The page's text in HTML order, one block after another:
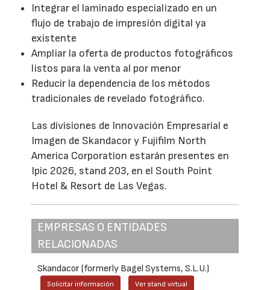
Integrar el laminado especializado en un
flujo de trabajo de impresión digital ya
existente
Ampliar la oferta de productos fotográficos
listos para la venta al por menor
Reducir la dependencia de los métodos
tradicionales de revelado fotográfico.
Las divisiones de Innovación Empresarial e
Imagen de Skandacor y Fujifilm North
America Corporation estarán presentes en
Ipic 2026, stand 203, en el South Point
Hotel & Resort de Las Vegas.
EMPRESAS O ENTIDADES
RELACIONADAS
Skandacor (formerly Bagel Systems, S.L.U.)
Solicitar información Ver stand virtual